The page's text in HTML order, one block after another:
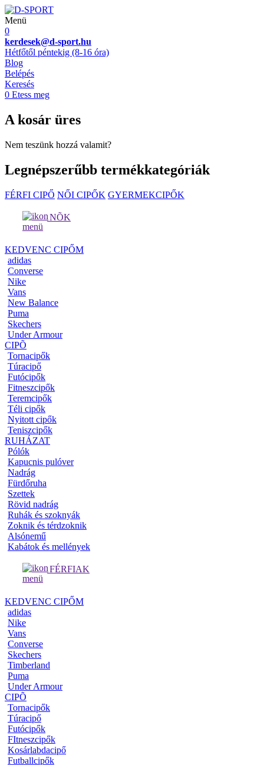
Menü
0
kerdesek@d-sport.hu
Hétfőtől péntekig (8-16 óra)
Blog
Belépés
Keresés
0 Etess meg
A kosár üres
Nem teszünk hozzá valamit?
Legnépszerűbb termékkategóriák
FÉRFI CIPŐ NŐI CIPŐK GYERMEKCIPŐK
NÕK
KEDVENC CIPŐM
adidas
Converse
Nike
Vans
New Balance
Puma
Skechers
Under Armour
CIPÕ
Tornacipők
Túracipő
Futócipők
Fitneszcipők
Teremcipők
Téli cipők
Nyitott cipők
Teniszcipők
RUHÁZAT
Pólók
Kapucnis pulóver
Nadrág
Fürdőruha
Szettek
Rövid nadrág
Ruhák és szoknyák
Zoknik és térdzoknik
Alsónemű
Kabátok és mellények
FÉRFIAK
KEDVENC CIPŐM
adidas
Nike
Vans
Converse
Skechers
Timberland
Puma
Under Armour
CIPÕ
Tornacipők
Túracipő
Futócipők
FItneszcipők
Kosárlabdacipő
Futballcipők